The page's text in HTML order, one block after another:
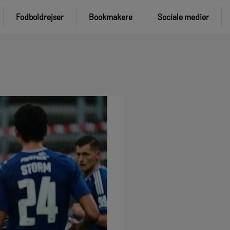
Fodboldrejser Bookmakere Sociale medier